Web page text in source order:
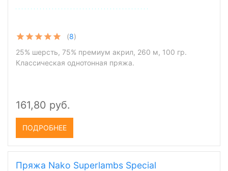
(8)
25% шерсть, 75% премиум акрил, 260 м, 100 гр.
Классическая однотонная пряжа.
161,80 руб.
ПОДРОБНЕЕ
Пряжа Nako Superlambs Special